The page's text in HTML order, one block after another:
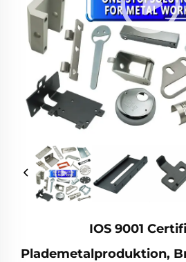
IOS 9001
Plademetalproduktion,